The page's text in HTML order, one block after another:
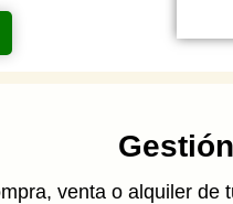
venta o alquiler